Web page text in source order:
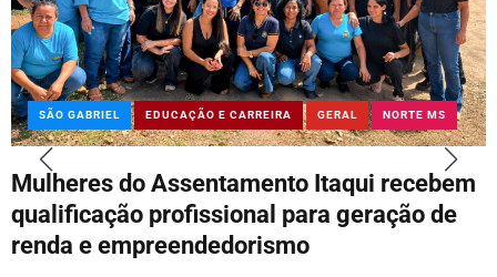
SÃO GABRIEL EDUCAÇÃO E CARREIRA GERAL NORTE MS
Mulheres do Assentamento Itaqui recebem
qualificação profissional para geração de
renda e empreendedorismo